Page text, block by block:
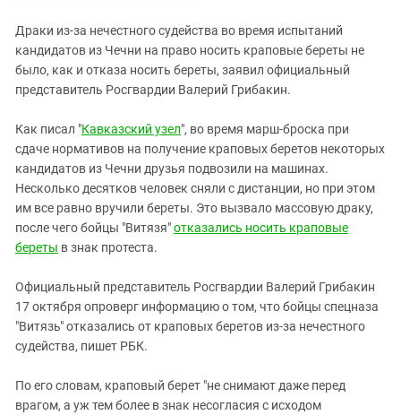
Ставропольский край
Чечня
Южная Осетия
Южный Кавказ
ЮФО
Драки из-за нечестного судейства во время испытаний
кандидатов из Чечни на право носить краповые береты не
было, как и отказа носить береты, заявил официальный
представитель Росгвардии Валерий Грибакин.
Как писал "Кавказский узел", во время марш-броска при
сдаче нормативов на получение краповых беретов некоторых
кандидатов из Чечни друзья подвозили на машинах.
Несколько десятков человек сняли с дистанции, но при этом
им все равно вручили береты. Это вызвало массовую драку,
после чего бойцы "Витязя"отказались носить краповые
береты в знак протеста.
Официальный представитель Росгвардии Валерий Грибакин
17 октября опроверг информацию о том, что бойцы спецназа
"Витязь" отказались от краповых беретов из-за нечестного
судейства, пишет РБК.
По его словам, краповый берет "не снимают даже перед
врагом, а уж тем более в знак несогласия с исходом